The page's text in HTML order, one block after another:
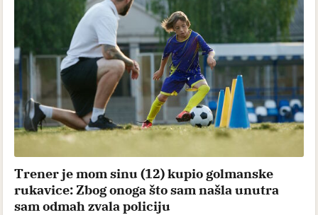
Trener je mom sinu (12) kupio golmanske
rukavice: Zbog onoga što sam našla unutra
sam odmah zvala policiju